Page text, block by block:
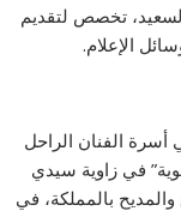
تخصص لتقديم
الإعلام.
أسرة الفنان الراحل
في زاوية سيدي
بالمملكة، في